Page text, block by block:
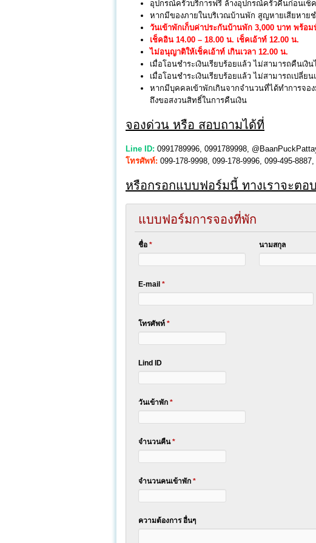
อุปกรณ์ครัวบริการฟรี ล้างอุปกรณ์ครัวคืนก่อนเช็
หากมีของภายในบริเวณบ้านพัก สูญหายเสียหาย
วันเข้าพักเก็บค่าประกันบ้านพัก 3,000 บาท พร้อ
เช็คอิน 14.00 – 18.00 น. เช็คเอ้าท์ 12.00 น.
ไม่อนุญาติให้เช็คเอ้าท์ เกินเวลา 12.00 น.
เมื่อโอนชำระเงินเรียบร้อยแล้ว ไม่สามารถคืนเงิน
เมื่อโอนชำระเงินเรียบร้อยแล้ว ไม่สามารถเปลี่ย
หากมีบุคคลเข้าพักเกินจากจำนวนที่ได้ทำการจอ
ถึงขอสงวนสิทธิ์ในการคืนเงิน
จองด่วน หรือ สอบถามได้ที่
Line ID: 0991789996, 0991789998,
โทรศัพท์: 099-178-9998, 099-178-9996, 099-495-
หรือกรอกแบบฟอร์มนี้ ทางเราจะตอ
แบบฟอร์มการจองที่พัก
ชื่อ * นามสกุล
E-mail *
โทรศัพท์ *
Lind ID
วันเข้าพัก *
จำนวนคืน*
จำนวนคนเข้าพัก *
ความต้องการ อื่นๆ